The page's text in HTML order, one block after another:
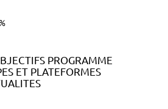
PROGRAMME
ET PLATEFORMES